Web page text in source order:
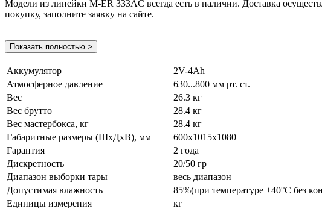
Модели из линейки M-ER 333AC всегда есть в наличии. Доставка
покупку, заполните заявку на сайте.
Показать полностью >
Аккумулятор
2V-4Ah
Атмосферное давление
630...800 мм рт. ст.
Вес
26.3 кг
Вес брутто
28.4 кг
Вес мастербокса, кг
28.4 кг
Габаритные размеры (ШхДхВ), мм
600х1015х1080
Гарантия
2 года
Дискретность
20/50 гр
Диапазон выборки тары
весь диапазон
Допустимая влажность
85%(при температуре +40°С без
Единицы измерения
кг